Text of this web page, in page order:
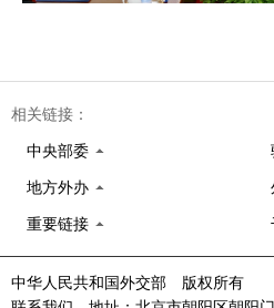
相关链接：
中央部委
地方外办
重要链接
中华人民共和国外交部 版权所有